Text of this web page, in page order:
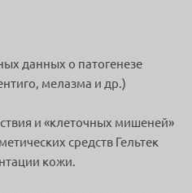
данных о патогенезе
мелазма и др.)
и «клеточных мишеней»
средств Гельтек
кожи.